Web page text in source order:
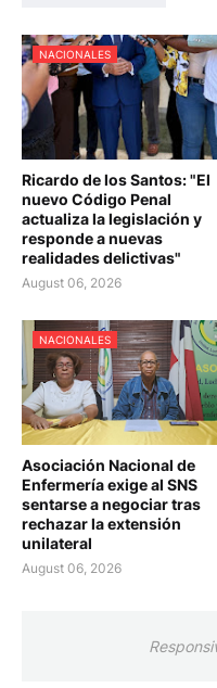
NACIONALES
Ricardo de los Santos: "El
nuevo Código Penal
actualiza la legislación y
responde a nuevas
realidades delictivas"
August 06, 2026
NACIONALES
Asociación Nacional de
Enfermería exige al SNS
sentarse a negociar tras
rechazar la extensión
unilateral
August 06, 2026